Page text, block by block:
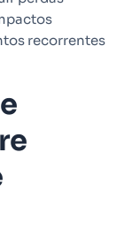
recorrentes